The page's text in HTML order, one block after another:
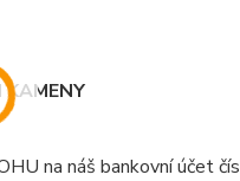
KAMENY
na náš bankovní účet